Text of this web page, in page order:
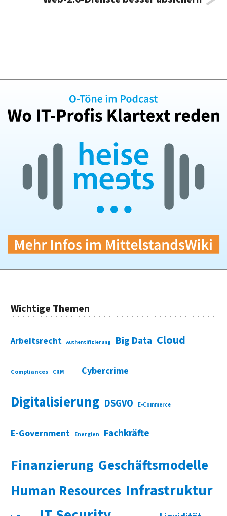
Wichtige Themen
Arbeitsrecht Authentifizierung Big Data Cloud
Compliances CRM Cybercrime
Digitalisierung DSGVO E-Commerce
E-Government Energien Fachkräfte
Finanzierung Geschäftsmodelle
Human Resources Infrastruktur